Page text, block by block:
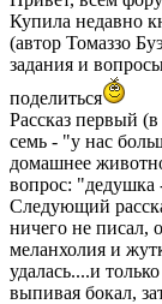
Купила недавно
(автор Томаззо
задания и
поделиться
Рассказ первый
семь - "у нас
домашнее
вопрос:
Следующий
ничего не писал,
меланхолия и
удалась....и
выпивая бокал,